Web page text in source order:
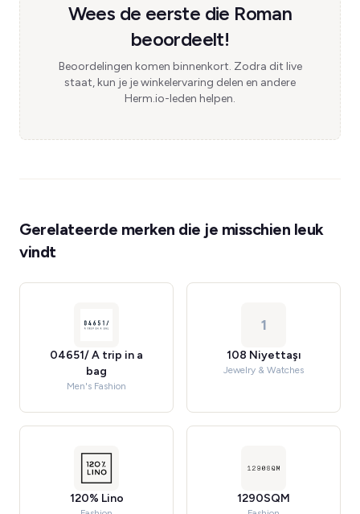
Wees de eerste die Roman
beoordeelt!
Beoordelingen komen binnenkort. Zodra dit live
staat, kun je je winkelervaring delen en andere
Herm.io-leden helpen.
Gerelateerde merken die je misschien leuk
vindt
04651/ A trip in a
bag
Men's Fashion
1
108 Niyettaşı
Jewelry & Watches
120% Lino 1290SQM